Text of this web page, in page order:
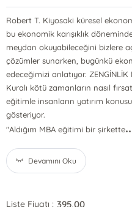
Robert T. Kiyosaki küresel
bu ekonomik karışıklık
meydan okuyabileceğini bizlere
çözümler sunarken, bugünkü
edeceğimizi anlatıyor. ZENGİNLİK
Kuralı kötü zamanların nasıl
eğitimle insanların yatırım
gösteriyor.
"Aldığım MBA eğitimi bir şirkette
Devamını Oku
Liste Fiyatı : 395,00